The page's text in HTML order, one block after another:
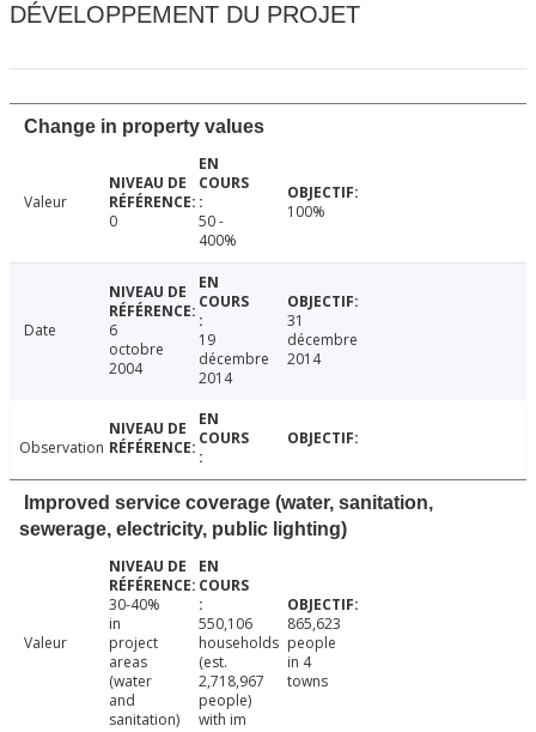
DÉVELOPPEMENT DU PROJET
Change in property values
Valeur
0
50 -
400%
100%
Date
6
octobre
2004
19
décembre
2014
31
décembre
2014
Observation
Improved service coverage (water, sanitation,
sewerage, electricity, public lighting)
Valeur
30-40%
in
project
areas
(water
and
sanitation)
550,106
households
(est.
2,718,967
people)
with im
865,623
people
in 4
towns